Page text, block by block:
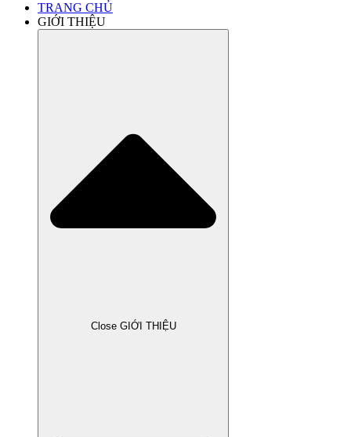
TRANG CHỦ
GIỚI THIỆU
Close GIỚI THIỆU